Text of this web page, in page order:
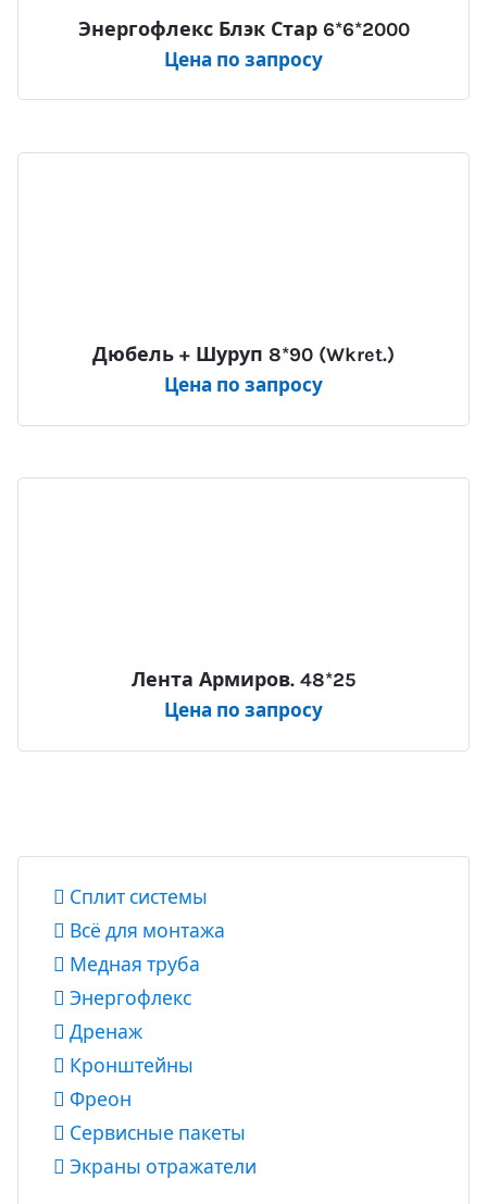
Энергофлекс Блэк Стар 6*6*2000
Цена по запросу
Дюбель + Шуруп 8*90 (Wkret.)
Цена по запросу
Лента Армиров. 48*25
Цена по запросу
Сплит системы
Всё для монтажа
Медная труба
Энергофлекс
Дренаж
Кронштейны
Фреон
Сервисные пакеты
Экраны отражатели